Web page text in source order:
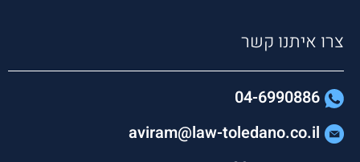
צרו איתנו קשר
04-6990886
aviram@law-toledano.co.il